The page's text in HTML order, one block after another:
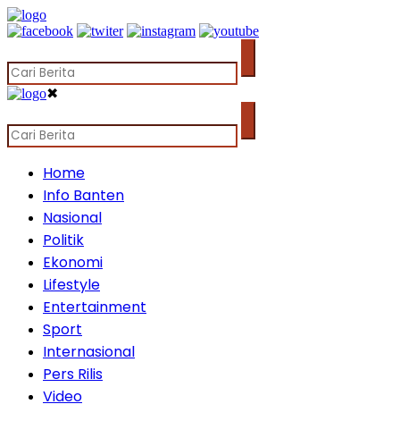
✖
Home
Info Banten
Nasional
Politik
Ekonomi
Lifestyle
Entertainment
Sport
Internasional
Pers Rilis
Video